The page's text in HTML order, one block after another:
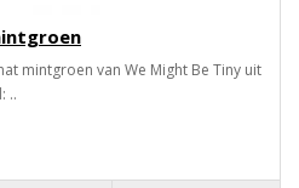
mintgroen van We Might Be Tiny uit
..